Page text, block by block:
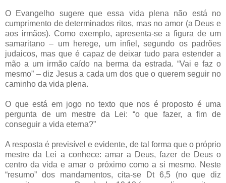
O Evangelho sugere que essa vida plena não está no
cumprimento de determinados ritos, mas no amor (a Deus e
aos irmãos). Como exemplo, apresenta-se a figura de um
samaritano – um herege, um infiel, segundo os padrões
judaicos, mas que é capaz de deixar tudo para estender a
mão a um irmão caído na berma da estrada. “Vai e faz o
mesmo” – diz Jesus a cada um dos que o querem seguir no
caminho da vida plena.
O que está em jogo no texto que nos é proposto é uma
pergunta de um mestre da Lei: “o que fazer, a fim de
conseguir a vida eterna?”
A resposta é previsível e evidente, de tal forma que o próprio
mestre da Lei a conhece: amar a Deus, fazer de Deus o
centro da vida e amar o próximo como a si mesmo. Neste
“resumo” dos mandamentos, cita-se Dt 6,5 (no que diz